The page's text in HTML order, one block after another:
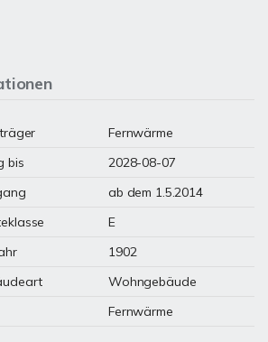
Fernwärme
bis
2028-08-07
ab dem 1.5.2014
E
1902
Wohngebäude
Fernwärme